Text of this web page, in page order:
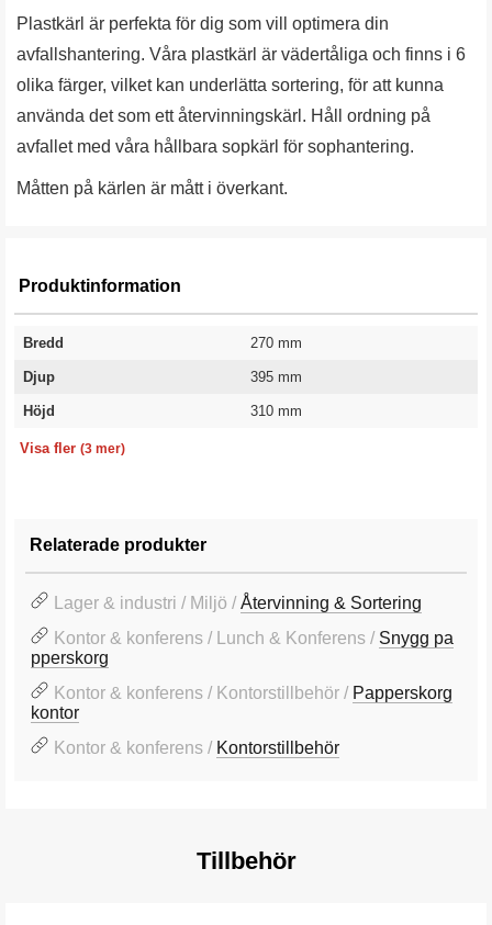
Plastkärl är perfekta för dig som vill optimera din
avfallshantering. Våra plastkärl är vädertåliga och finns i 6
olika färger, vilket kan underlätta sortering, för att kunna
använda det som ett återvinningskärl. Håll ordning på
avfallet med våra hållbara sopkärl för sophantering.
Måtten på kärlen är mått i överkant.
Produktinformation
Bredd 270 mm
Djup 395 mm
Höjd
310 mm
Visa fler (3 mer)
Relaterade produkter
Lager & industri / Miljö /Återvinning & Sortering
Kontor & konferens / Lunch & Konferens / Snygg pa
pperskorg
Kontor & konferens / Kontorstillbehör / Papperskorg
kontor
Kontor & konferens / Kontorstillbehör
Tillbehör